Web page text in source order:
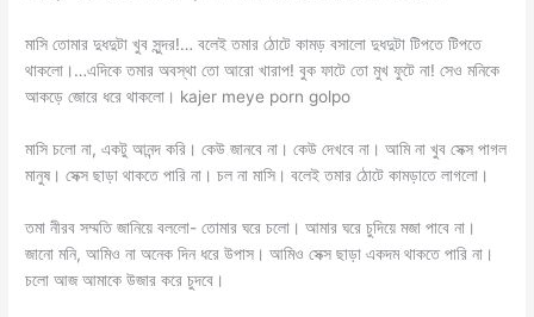
মাসি তোমার দুধদুটা খুব সুন্দর!… বলেই তমার ঠোটে কামড় বসালো দুধদুটা টিপতে টিপতে
থাকলো।…এদিকে তমার অবস্থা তো আরো খারাপ! বুক ফাটে তো মুখ ফুটে না! সেও মনিকে
আকড়ে জোরে ধরে থাকলো। kajer meye porn golpo
মাসি চলো না, একটু আনন্দ করি। কেউ জানবে না। কেউ দেখবে না। আমি না খুব সেক্স পাগল
মানুষ। সেক্স ছাড়া থাকতে পারি না। চল না মাসি। বলেই তমার ঠোটে কামড়াতে লাগলো।
তমা নীরব সম্মতি জানিয়ে বললো- তোমার ঘরে চলো। আমার ঘরে চুদিয়ে মজা পাবে না।
জানো মনি, আমিও না অনেক দিন ধরে উপাস। আমিও সেক্স ছাড়া একদম থাকতে পারি না।
চলো আজ আমাকে উজার করে চুদবে।